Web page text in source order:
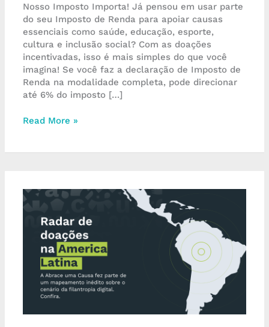
Nosso Imposto Importa! Já pensou em usar parte
do seu Imposto de Renda para apoiar causas
essenciais como saúde, educação, esporte,
cultura e inclusão social? Com as doações
incentivadas, isso é mais simples do que você
imagina! Se você faz a declaração de Imposto de
Renda na modalidade completa, pode direcionar
até 6% do imposto […]
Read More »
Radar
inédito
mostra
doações
online
movimentaram
US$
46,3